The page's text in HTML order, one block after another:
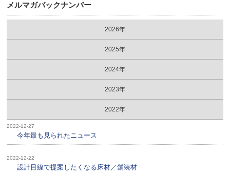
メルマガバックナンバー
2026年
2025年
2024年
2023年
2022年
2022-12-27
今年最も見られたニュース
2022-12-22
設計目線で提案したくなる床材／舗装材